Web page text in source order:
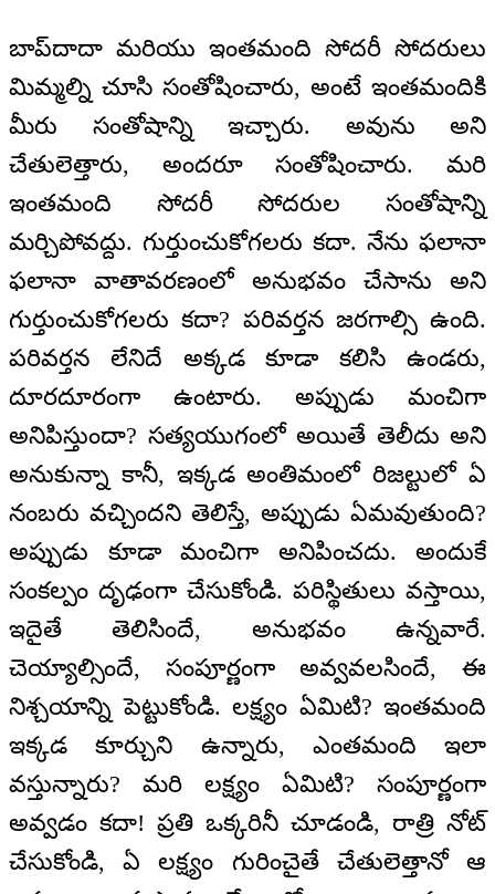
బాప్‍దాదా మరియు ఇంతమంది సోదరీ సోదరులు
మిమ్మల్ని చూసి సంతోషించారు, అంటే ఇంతమందికి
మీరు సంతోషాన్ని ఇచ్చారు. అవును అని
చేతులెత్తారు, అందరూ సంతోషించారు. మరి
ఇంతమంది సోదరీ సోదరుల సంతోషాన్ని
మర్చిపోవద్దు. గుర్తుంచుకోగలరు కదా. నేను ఫలానా
ఫలానా వాతావరణంలో అనుభవం చేసాను అని
గుర్తుంచుకోగలరు కదా? పరివర్తన జరగాల్సి ఉంది.
పరివర్తన లేనిదే అక్కడ కూడా కలిసి ఉండరు,
దూరదూరంగా ఉంటారు. అప్పుడు మంచిగా
అనిపిస్తుందా? సత్యయుగంలో అయితే తెలీదు అని
అనుకున్నా కానీ, ఇక్కడ అంతిమంలో రిజల్టులో ఏ
నంబరు వచ్చిందని తెలిస్తే, అప్పుడు ఏమవుతుంది?
అప్పుడు కూడా మంచిగా అనిపించదు. అందుకే
సంకల్పం దృఢంగా చేసుకోండి. పరిస్థితులు వస్తాయి,
ఇదైతే తెలిసిందే, అనుభవం ఉన్నవారే.
చెయ్యాల్సిందే, సంపూర్ణంగా అవ్వవలసిందే, ఈ
నిశ్చయాన్ని పెట్టుకోండి. లక్ష్యం ఏమిటి? ఇంతమంది
ఇక్కడ కూర్చుని ఉన్నారు, ఎంతమంది ఇలా
వస్తున్నారు? మరి లక్ష్యం ఏమిటి? సంపూర్ణంగా
అవ్వడం కదా! ప్రతి ఒక్కరినీ చూడండి, రాత్రి నోట్
చేసుకోండి, ఏ లక్ష్యం గురించైతే చేతులెత్తానో ఆ